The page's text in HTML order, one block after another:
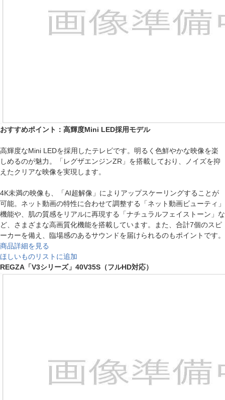
おすすめポイント：高輝度Mini LED採用モデル
高輝度なMini LEDを採用したテレビです。明るく色鮮やかな映像を楽
しめるのが魅力。「レグザエンジンZR」を搭載しており、ノイズを抑
えたクリアな映像を実現します。
4K未満の映像も、「AI超解像」によりアップスケーリングすることが
可能。ネット動画の特性に合わせて調整する「ネット動画ビューティ」
機能や、肌の質感をリアルに再現する「ナチュラルフェイストーン」な
ど、さまざまな高画質化機能を搭載しています。また、合計7個のスピ
ーカーを備え、臨場感のあるサウンドを届けられるのもポイントです。
商品詳細を見る
ほしいものリストに追加
REGZA「V3シリーズ」40V35S（フルHD対応）